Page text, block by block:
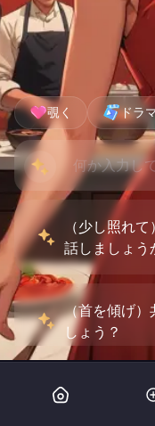
覗く ドラ
（少し照れ
話しましょう
（首を傾げ）
しょう？